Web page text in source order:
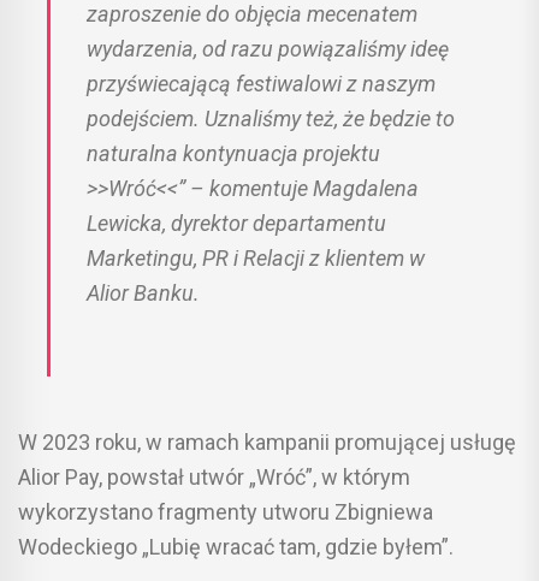
zaproszenie do objęcia mecenatem
wydarzenia, od razu powiązaliśmy ideę
przyświecającą festiwalowi z naszym
podejściem. Uznaliśmy też, że będzie to
naturalna kontynuacja projektu
>>Wróć<<” – komentuje Magdalena
Lewicka, dyrektor departamentu
Marketingu, PR i Relacji z klientem w
Alior Banku.
W 2023 roku, w ramach kampanii promującej usługę
Alior Pay, powstał utwór „Wróć”, w którym
wykorzystano fragmenty utworu Zbigniewa
Wodeckiego „Lubię wracać tam, gdzie byłem”.